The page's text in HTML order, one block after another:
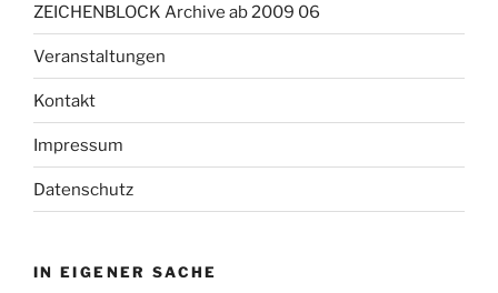
ZEICHENBLOCK Archive ab 2009 06
Veranstaltungen
Kontakt
Impressum
Datenschutz
IN EIGENER SACHE